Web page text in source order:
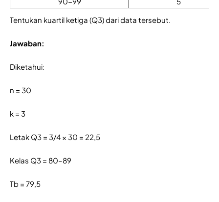
Tentukan kuartil ketiga (Q3) dari data tersebut.
Jawaban:
Diketahui:
n = 30
k = 3
Letak Q3 = 3/4 × 30 = 22,5
Kelas Q3 = 80–89
Tb = 79,5